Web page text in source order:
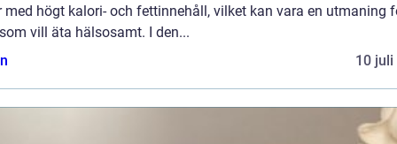
med högt kalori- och fettinnehåll, vilket kan vara en utmaning
vill äta hälsosamt. I den...
10 juli